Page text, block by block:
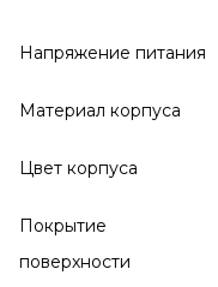
Напряжение питания
Материал корпуса
Цвет корпуса
Покрытие
поверхности